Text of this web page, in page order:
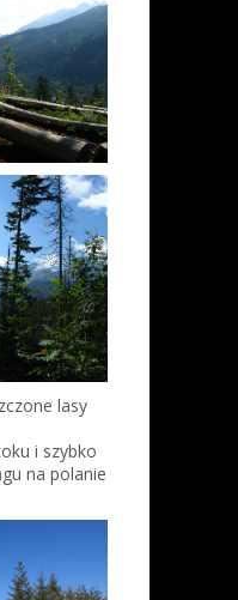
lasy
i szybko
na polanie